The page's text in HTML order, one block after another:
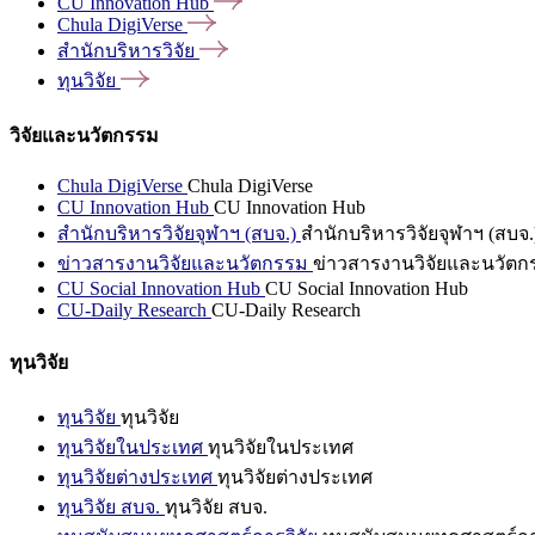
Chula DigiVerse
สำนักบริหารวิจัย
ทุนวิจัย
วิจัยและนวัตกรรม
Chula DigiVerse Chula DigiVerse
CU Innovation Hub CU Innovation Hub
สำนักบริหารวิจัยจุฬาฯ (สบจ.) สำนักบริหารวิจัยจุฬาฯ (สบจ
ข่าวสารงานวิจัยและนวัตกรรม ข่าวสารงานวิจัยและนวัตก
CU Social Innovation Hub CU Social Innovation Hub
CU-Daily Research CU-Daily Research
ทุนวิจัย
ทุนวิจัย ทุนวิจัย
ทุนวิจัยในประเทศ ทุนวิจัยในประเทศ
ทุนวิจัยต่างประเทศ ทุนวิจัยต่างประเทศ
ทุนวิจัย สบจ. ทุนวิจัย สบจ.